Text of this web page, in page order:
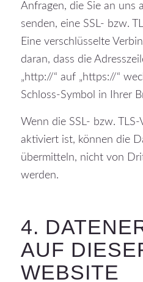
Anfragen, die Sie an uns
senden, eine SSL- bzw.
Eine verschlüsselte
daran, dass die
„http://“ auf „https://“
Schloss-Symbol in Ihrer
Wenn die SSL- bzw. TLS-
aktiviert ist, können die
übermitteln, nicht von
werden.
4.
AUF
WEBSITE